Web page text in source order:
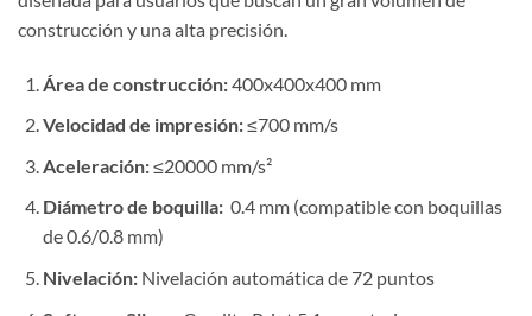
era:
S/4,500.00.
es:
construcción y una alta precisión.
Área de construcción:400x400x400 mm
Velocidad de impresión:≤700 mm/s
Aceleración:≤20000 mm/s²
Diámetro de boquilla: 0.4 mm (compatible con boquillas
de 0.6/0.8 mm)
Nivelación: Nivelación automática de 72 puntos